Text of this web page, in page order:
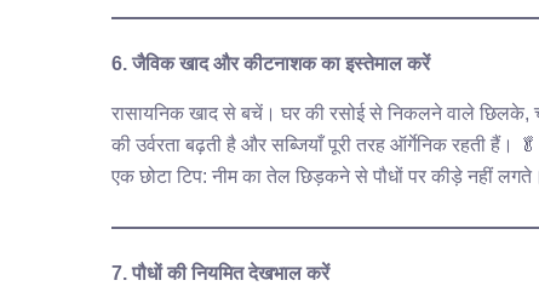
6. जैविक खाद और कीटनाशक का इस्तेमाल करें
रासायनिक खाद से बचें। घर की रसोई से निकलने वाले छिलके,
की उर्वरता बढ़ती है और सब्जियाँ पूरी तरह ऑर्गेनिक रहती हैं। 🥬
एक छोटा टिप: नीम का तेल छिड़कने से पौधों पर कीड़े नहीं लगते।
7. पौधों की नियमित देखभाल करें